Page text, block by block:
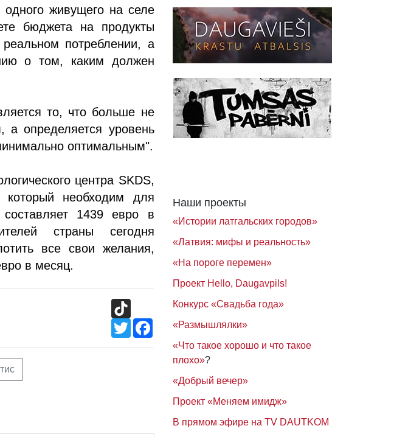
живущего на селе
бюджета на продукты
потреблении, а
о том, каким должен
то, что больше не
а определяется уровень
оптимальным".
центра SKDS,
необходим для
1439 евро в
страны сегодня
все свои желания,
в месяц.
TikTok
TwitterFacebook
Наши проекты
«Истории латгальских городов»
«Латвия: мифы и реальность»
«На пороге перемен»
Проект Hello, Daugavpils!
Конкурс «Свадьба года»
«Размышлялки»
«Что такое хорошо и что такое
плохо»?
«Добрый вечер»
Проект «Меняем имидж»
В прямом эфире на TV DAUTKOM